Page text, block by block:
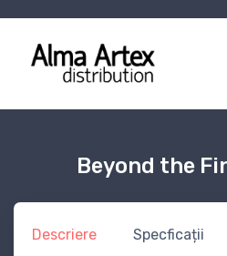
Beyond the
Descriere Specficații